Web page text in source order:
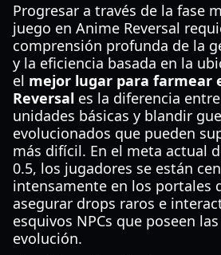
Progresar a través de la fase
juego en Anime Reversal
comprensión profunda de la
y la eficiencia basada en la
el mejor lugar para farmear
Reversal es la diferencia
unidades básicas y blandir
evolucionados que pueden
más difícil. En el meta actual
0.5, los jugadores se están
intensamente en los portales
asegurar drops raros e
esquivos NPCs que poseen
evolución.